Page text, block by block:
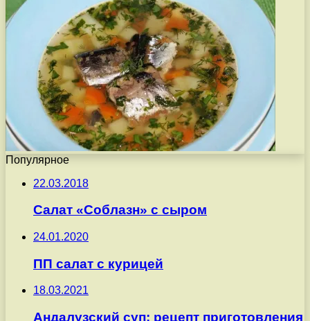
Популярное
22.03.2018
Салат «Соблазн» с сыром
24.01.2020
ПП салат с курицей
18.03.2021
Андалузский суп: рецепт приготовления